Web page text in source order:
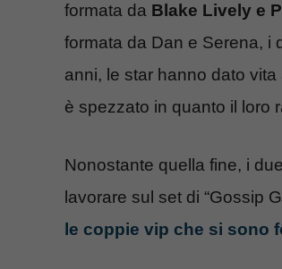
formata da Blake Lively e
formata da Dan e Serena, i
anni, le star hanno dato
è spezzato in quanto il loro
Nonostante quella fine, i
lavorare sul set di “Gossip
le coppie vip che si sono